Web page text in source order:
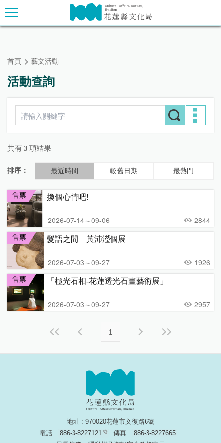
跳
到
主
主要內容區塊
首頁 藝文活動
活動查詢
共有 3 項結果
排序： 最近時間 較舊日期 最熱門
換個心情吧!
售票
2026-07-14～09-06 2844
髮語之間—黃沛瀅個展
售票
2026-07-03～09-27 1926
「極光石相-花蓮透光石畫藝術展」
售票
2026-07-03～09-27 2957
1
地址 : 970020花蓮市文復路6號
電話 : 886-3-8227121 傳真 : 886-3-8227665